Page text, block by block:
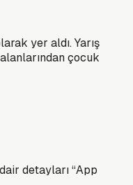
yer aldı. Yarış
çocuk
detayları “App